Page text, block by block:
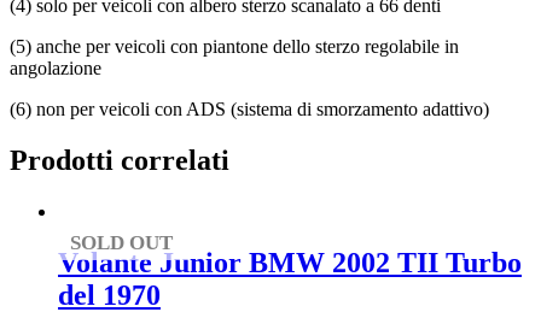
(4) solo per veicoli con albero sterzo scanalato a 66 denti
(5) anche per veicoli con piantone dello sterzo regolabile in
angolazione
(6) non per veicoli con ADS (sistema di smorzamento adattivo)
Prodotti correlati
SOLD OUT
Volante Junior BMW 2002 TII Turbo
del 1970